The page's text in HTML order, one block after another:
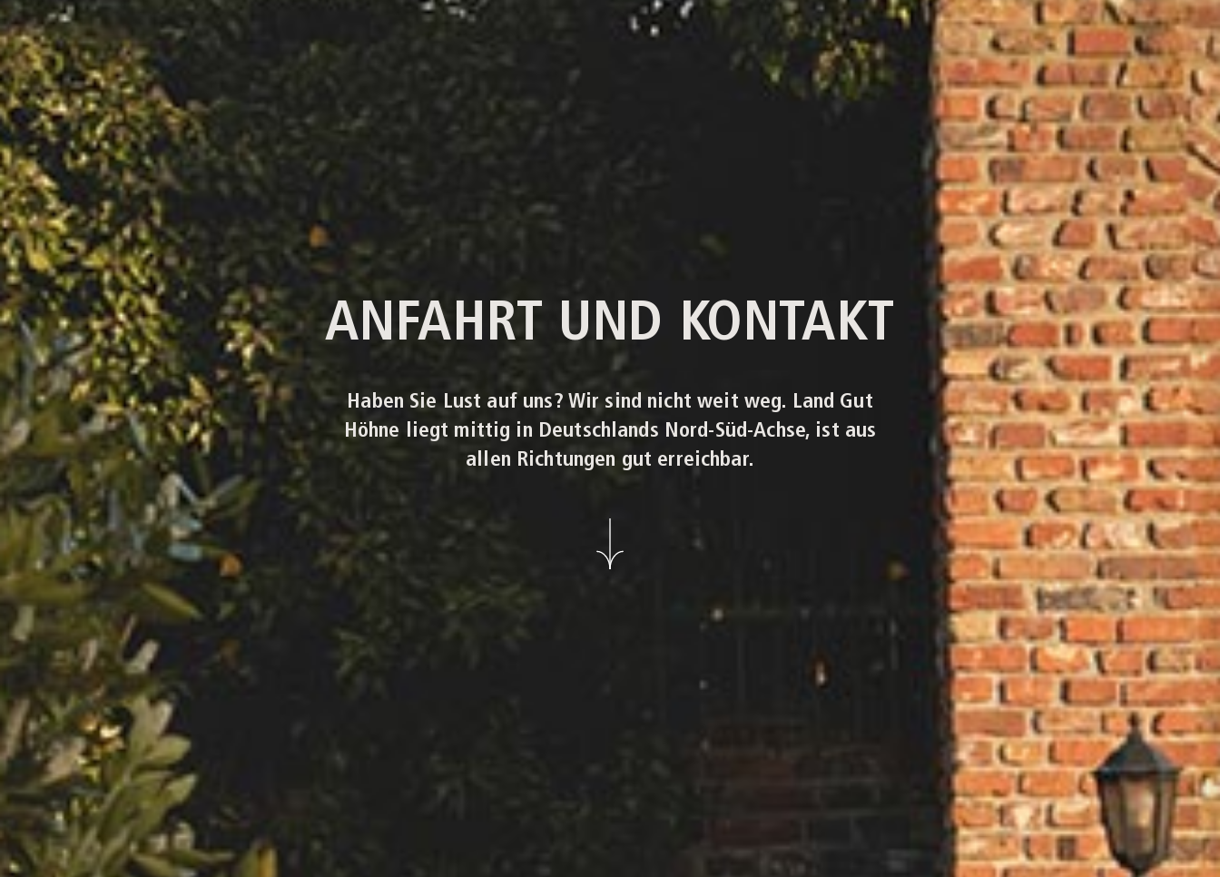
ANFAHRT UND KONTAKT
Haben Sie Lust auf uns? Wir sind nicht weit weg. Land Gut
Höhne liegt mittig in Deutschlands Nord-Süd-Achse, ist aus
allen Richtungen gut erreichbar.